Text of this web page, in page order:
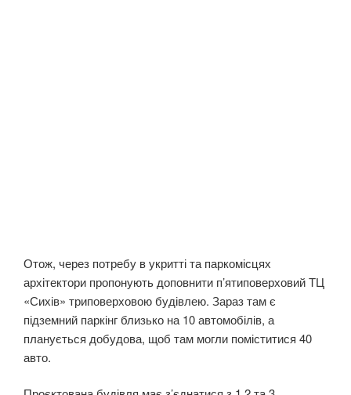
Отож, через потребу в укритті та паркомісцях
архітектори пропонують доповнити п’ятиповерховий ТЦ
«Сихів» триповерховою будівлею. Зараз там є
підземний паркінг близько на 10 автомобілів, а
планується добудова, щоб там могли поміститися 40
авто.